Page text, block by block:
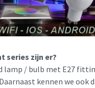
series zijn er?
lamp / bulb met E27
kennen we ook